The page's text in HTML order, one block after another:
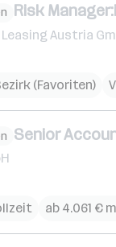
Risk
Austria
(Favoriten)
Senior
ab 4.061 €